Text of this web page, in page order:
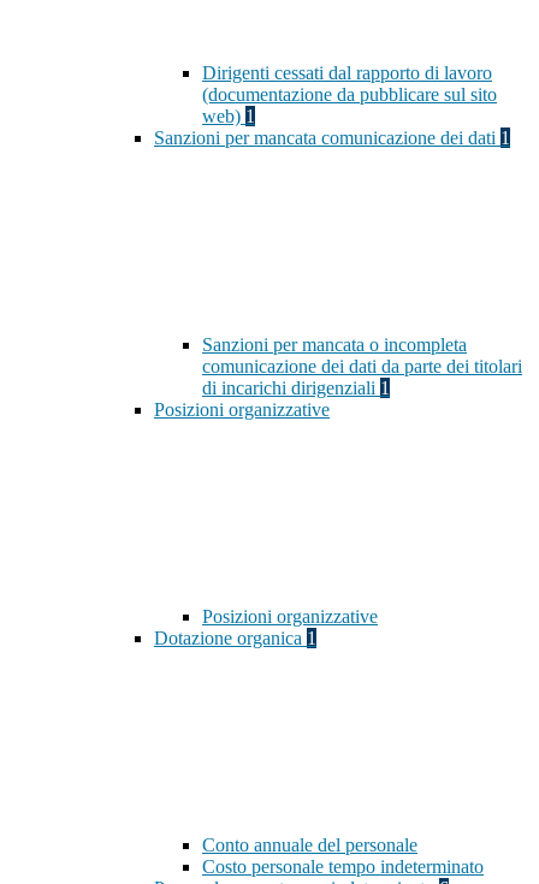
Dirigenti cessati dal rapporto di lavoro
(documentazione da pubblicare sul sito
web) 1
Sanzioni per mancata comunicazione dei dati 1
Sanzioni per mancata o incompleta
comunicazione dei dati da parte dei titolari
di incarichi dirigenziali 1
Posizioni organizzative
Posizioni organizzative
Dotazione organica 1
Conto annuale del personale
Costo personale tempo indeterminato